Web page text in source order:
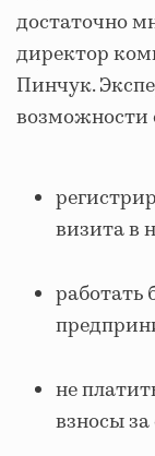
достаточно
директор
Пинчук.
возможности
визита в
работать
не
взносы